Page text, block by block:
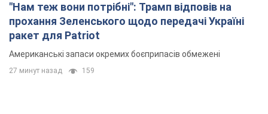
"Нам теж вони потрібні": Трамп відповів на
прохання Зеленського щодо передачі Україні
ракет для Patriot
Американські запаси окремих боєприпасів обмежені
27 минут назад 159